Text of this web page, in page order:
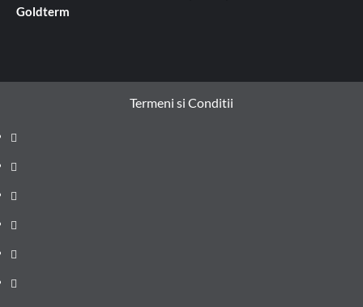
Goldterm
Termeni si Conditii
Prima
pagină
Știri
de
ultima
Administrație
locală
Actualitate
Justiție
Cultura